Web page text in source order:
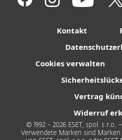
Kontakt
Cookies verwalten
Vertrag
Widerruf
© 1992 - 2026 ESET, spol. s r.o.
Verwendete Marken sind